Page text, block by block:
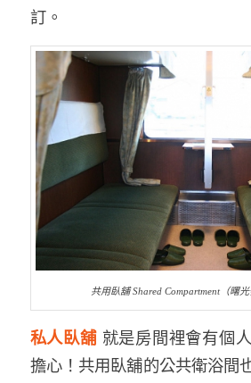
訂。
共用臥舖 Shared Compartment（曙光
私人臥舖 就是房間裡會有個
擔心！共用臥舖的公共衛浴間